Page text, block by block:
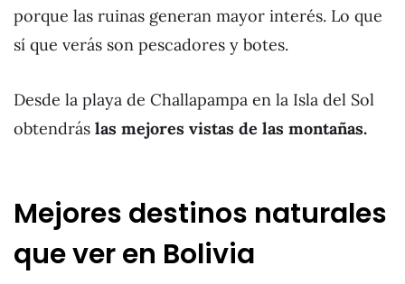
porque las ruinas generan mayor interés. Lo que
sí que verás son pescadores y botes.
Desde la playa de Challapampa en la Isla del Sol
obtendrás las mejores vistas de las montañas.
Mejores destinos naturales
que ver en Bolivia